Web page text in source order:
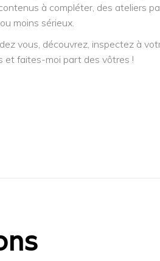
à compléter, des ateliers
moins sérieux.
vous, découvrez, inspectez à
et faites-moi part des vôtres !